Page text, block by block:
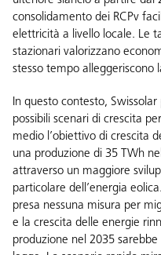
consolidamento dei RCPv
elettricità a livello locale. Le
stazionari valorizzano
stesso tempo alleggeriscono
In questo contesto,
possibili scenari di crescita
medio l’obiettivo di crescita
una produzione di 35 TWh
attraverso un maggiore
particolare dell’energia
presa nessuna misura per
e la crescita delle energie
produzione nel 2035